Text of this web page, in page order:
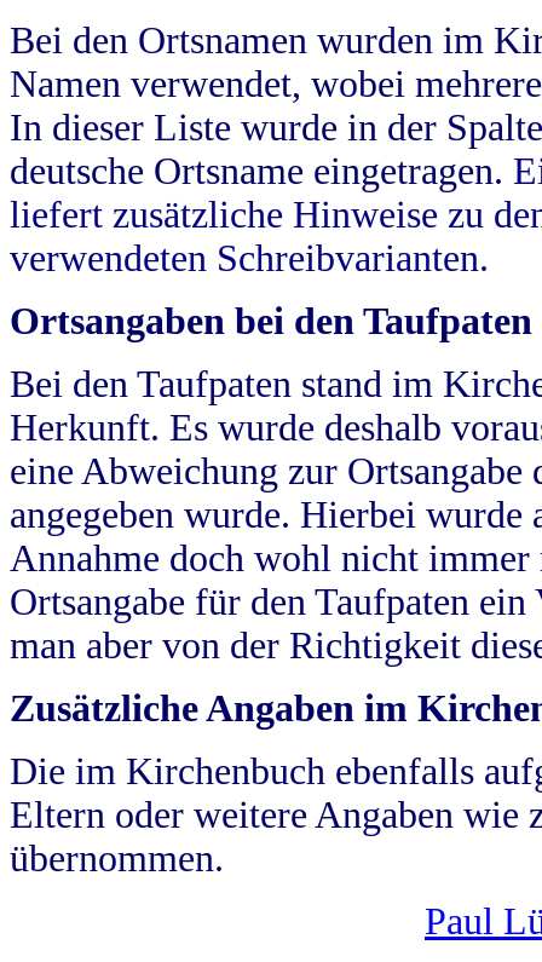
Bei den Ortsnamen wurden im
Namen verwendet, wobei
In dieser Liste wurde in der
deutsche Ortsname eingetragen.
liefert zusätzliche Hinweise zu
verwendeten Schreibvarianten.
Ortsangaben bei den Taufpaten
Bei den Taufpaten stand im
Herkunft. Es wurde deshalb
eine Abweichung zur
angegeben wurde. Hierbei wurde
Annahme doch wohl nicht
Ortsangabe für den Taufpaten
man aber von der Richtigkeit
Zusätzliche Angaben im
Die im Kirchenbuch ebenfalls
Eltern oder weitere Angaben wie
übernommen.
Paul